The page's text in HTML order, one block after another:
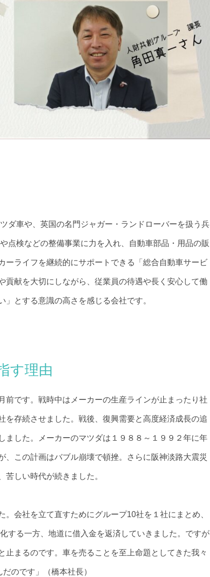
ダ車や、英国の名門ジャガー・ランドローバーを扱う兵
点検などの整備事業に力を入れ、自動車部品・用品の販
ライフを継続的にサポートできる「総合自動車サービ
貢献を大切にしながら、従業員の待遇や長く安心して働
とする意識の高さを感じる会社です。
す理由
です。戦時中はメーカーの生産ラインが止まったり社
を存続させました。戦後、復興需要と高度経済成長の追
ました。メーカーのマツダは１９８８～１９９２年に年
この計画はバブル崩壊で頓挫。さらに阪神淡路大震災
苦しい時代が続きました。
会社を立て直すためにグループ10社を１社にまとめ、
する一方、地道に借入金を返済していきました。ですが
まるのです。車を売ることを至上命題としてきた我々
のです」（橋本社長）